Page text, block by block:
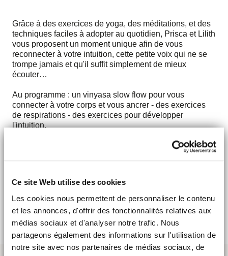
Ce site Web utilise des cookies
Les cookies nous permettent de personnaliser le contenu
et les annonces, d'offrir des fonctionnalités relatives aux
médias sociaux et d'analyser notre trafic. Nous
partageons également des informations sur l'utilisation de
notre site avec nos partenaires de médias sociaux, de
Grâce à des exercices de yoga, des méditations, et des
techniques faciles à adopter au quotidien, Prisca et Lilith
vous proposent un moment unique afin de vous
reconnecter à votre intuition, cette petite voix qui ne se
trompe jamais et qu'il suffit simplement de mieux
écouter…
Au programme : un vinyasa slow flow pour vous
connecter à votre corps et vous ancrer - des exercices
de respirations - des exercices pour développer
l'intuition.
https://www.weezevent.com/atelier-yoga-et-intuition-au-
Pour en voir plus : Lilith et Prisca
Site :http://lilith-tarot.jimdo.com
Blog :
http://storiesbyprisca.fr